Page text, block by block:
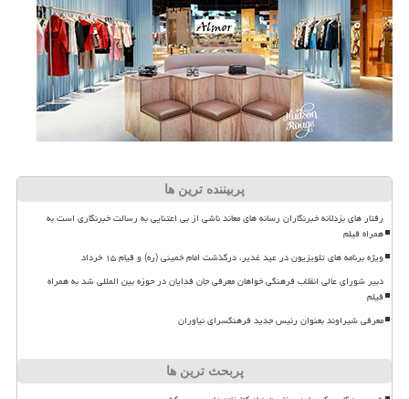
پربیننده ترین ها
رفتار های بزدلانه خبرنگاران رسانه های معاند ناشی از بی اعتنایی به رسالت خبرنگاری است به
همراه فیلم
ویژه برنامه های تلویزیون در عید غدیر، درگذشت امام خمینی (ره) و قیام ۱۵ خرداد
دبیر شورای عالی انقلاب فرهنگی خواهان معرفی جان فدایان در حوزه بین المللی شد به همراه
فیلم
معرفی شیراوند بعنوان رئیس جدید فرهنگسرای نیاوران
پربحث ترین ها